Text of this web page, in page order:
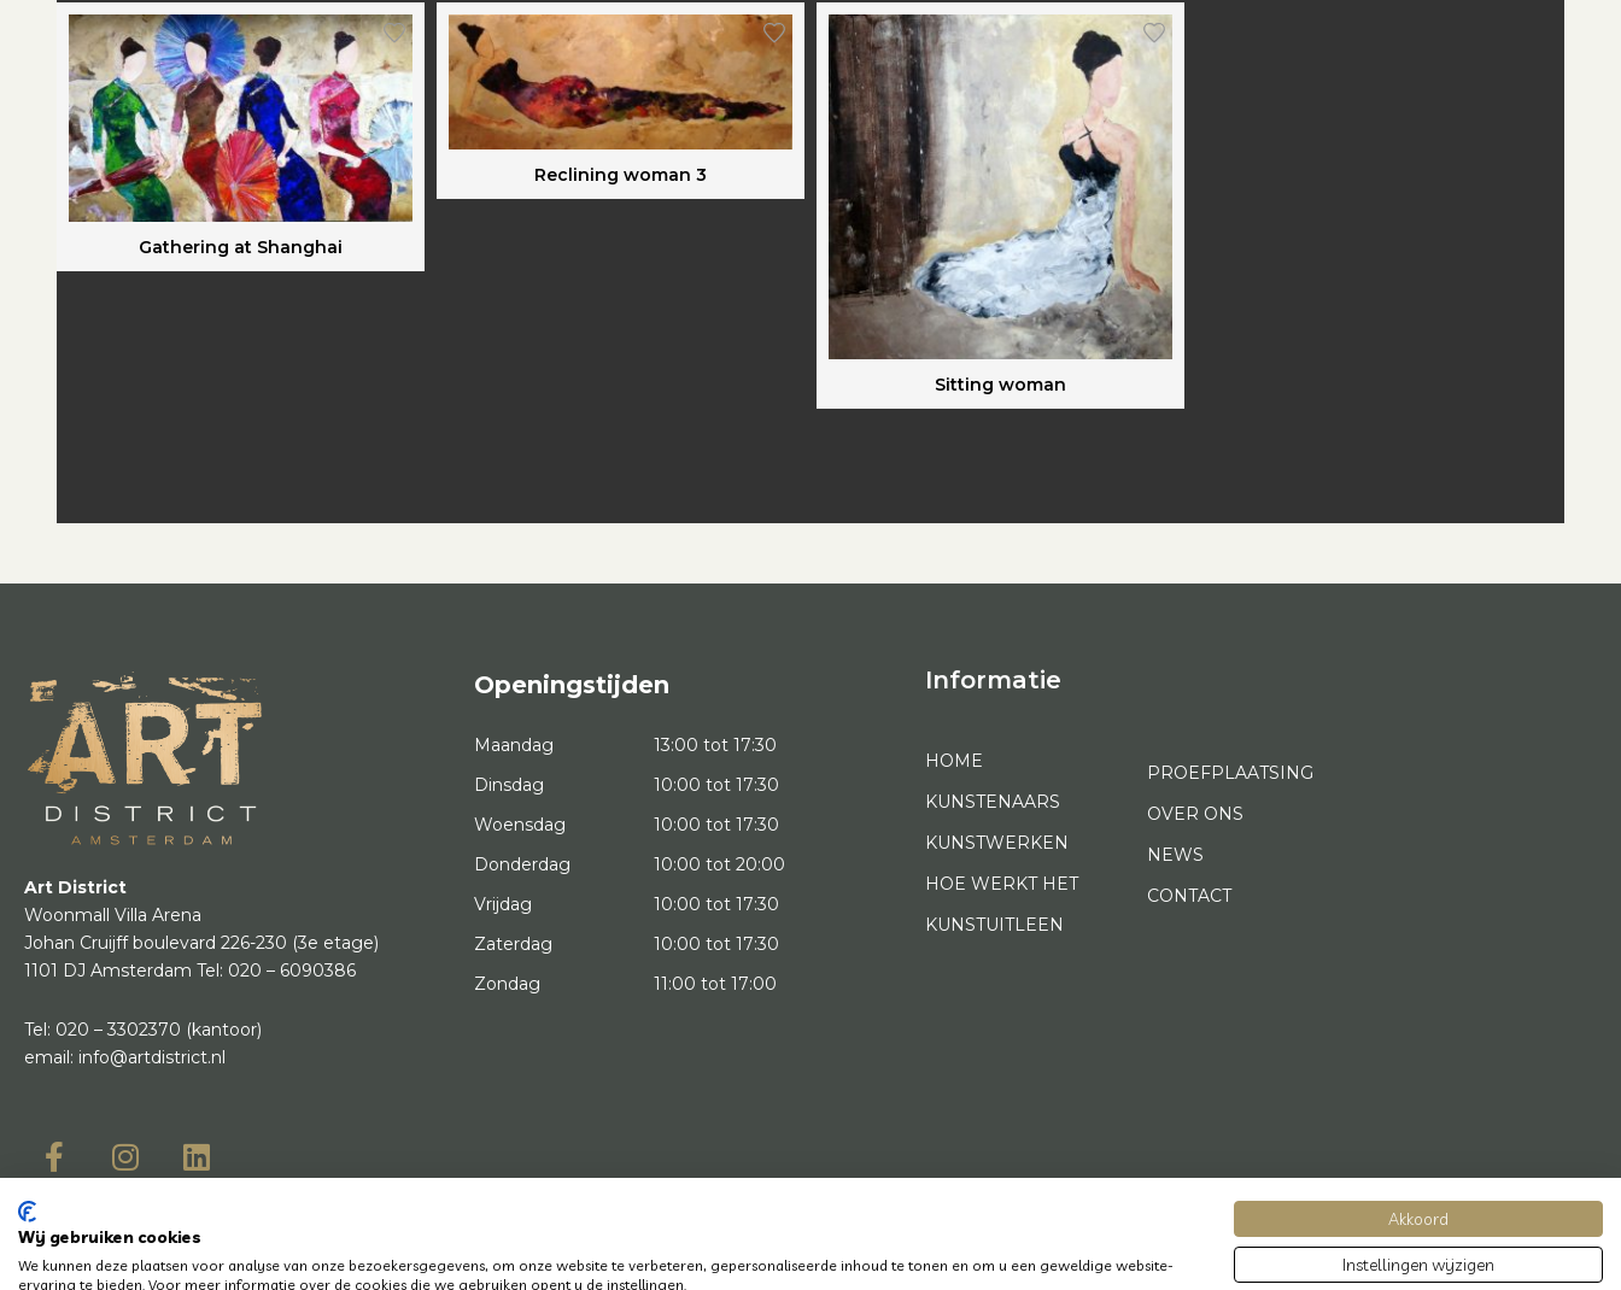
Gathering at Shanghai
Reclining woman 3
Sitting woman
Art District
Woonmall Villa Arena
Johan Cruijff boulevard 226-230 (3e etage)
1101 DJ Amsterdam Tel: 020 – 6090386
Tel: 020 – 3302370 (kantoor)
email: info@artdistrict.nl
Openingstijden
Maandag
13:00 tot 17:30
Dinsdag
10:00 tot 17:30
Woensdag
10:00 tot 17:30
Donderdag
10:00 tot 20:00
Vrijdag
10:00 tot 17:30
Zaterdag
10:00 tot 17:30
Zondag
11:00 tot 17:00
Informatie
HOME
KUNSTENAARS
KUNSTWERKEN
HOE WERKT HET
KUNSTUITLEEN
PROEFPLAATSING
OVER ONS
NEWS
CONTACT
Heb je een vraag? Laat het ons weten, we helpen je graag en snel!
Wij gebruiken cookies
We kunnen deze plaatsen voor analyse van onze bezoekersgegevens, om onze website te verbeteren, gepersonaliseerde inhoud te tonen en om u een geweldige website-
ervaring te bieden. Voor meer informatie over de cookies die we gebruiken opent u de instellingen.
Akkoord
Instellingen wijzigen